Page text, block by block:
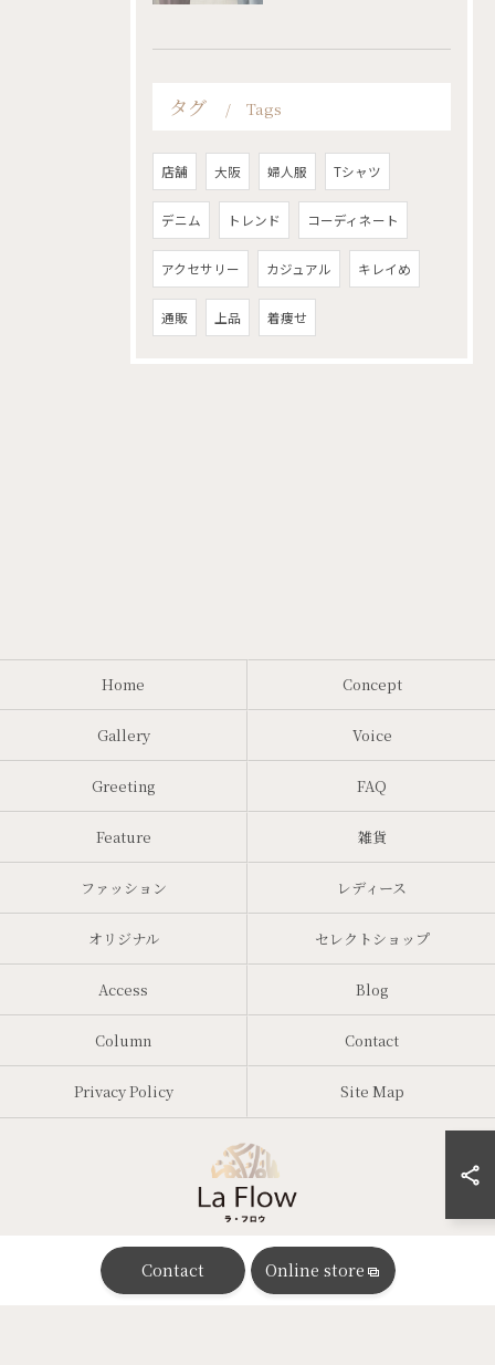
タグ Tags
店舗 大阪 婦人服 Tシャツ
デニム トレンド コーディネート
アクセサリー カジュアル キレイめ
通販 上品 着痩せ
Contact Online store
Home Concept
Gallery Voice
Greeting FAQ
Feature 雑貨
ファッション レディース
オリジナル セレクトショップ
Access Blog
Column Contact
Privacy Policy Site Map
© 2026 大阪の婦人服ならTalent voler ALL RIGHTS RESERVED.